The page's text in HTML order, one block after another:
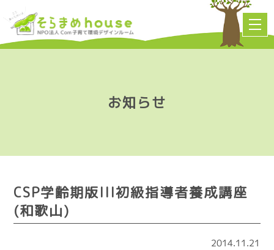
お知らせ
CSP学齢期版III初級指導者養成講座
(和歌山)
2014.11.21